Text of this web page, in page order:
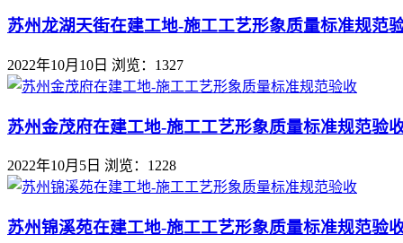
苏州龙湖天街在建工地-施工工艺形象质量标准规范
2022年10月10日 浏览：1327
苏州金茂府在建工地-施工工艺形象质量标准规范验
2022年10月5日 浏览：1228
苏州锦溪苑在建工地-施工工艺形象质量标准规范验